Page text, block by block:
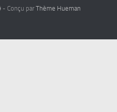
- Conçu par Thème Hueman